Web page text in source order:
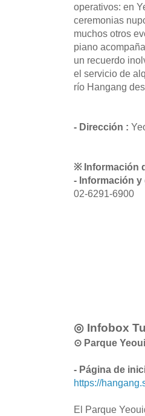
operativos: en
ceremonias
muchos otros
piano
un recuerdo
el servicio de
río Hangang
- Dirección :
※ Información
- Información y
02-6291-6900
◎ Infobox
⊙ Parque
- Página de
https://
El Parque